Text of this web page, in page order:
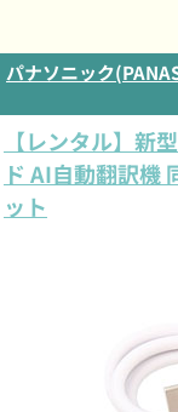
パナソニック
【レンタル】新
ド AI自動翻訳機
ット